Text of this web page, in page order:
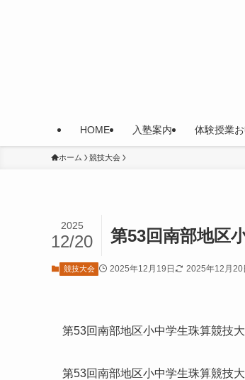
HOME 入塾案内 体験授業
ホーム 競技大会
第53回南部地区
2025
12/20
競技大会 2025年12月19日 2025年12月20
第53回南部地区小中学生珠算競技
第53回南部地区小中学生珠算競技